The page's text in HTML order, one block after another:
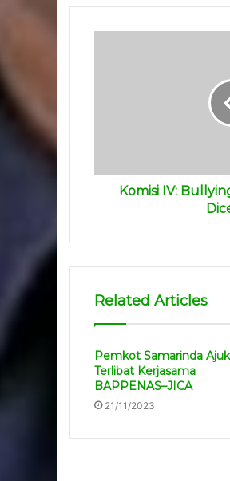
Komisi IV:
Related Articles
Pemkot Samarinda
Terlibat Kerjasama
BAPPENAS–JICA
21/11/2023